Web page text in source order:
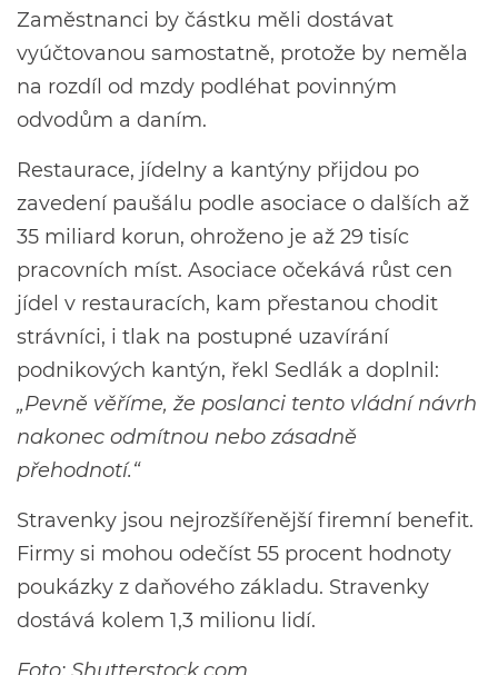
Zaměstnanci by částku měli dostávat
vyúčtovanou samostatně, protože by neměla
na rozdíl od mzdy podléhat povinným
odvodům a daním.
Restaurace, jídelny a kantýny přijdou po
zavedení paušálu podle asociace o dalších až
35 miliard korun, ohroženo je až 29 tisíc
pracovních míst. Asociace očekává růst cen
jídel v restauracích, kam přestanou chodit
strávníci, i tlak na postupné uzavírání
podnikových kantýn, řekl Sedlák a doplnil:
„Pevně věříme, že poslanci tento vládní návrh
nakonec odmítnou nebo zásadně
přehodnotí.“
Stravenky jsou nejrozšířenější firemní benefit.
Firmy si mohou odečíst 55 procent hodnoty
poukázky z daňového základu. Stravenky
dostává kolem 1,3 milionu lidí.